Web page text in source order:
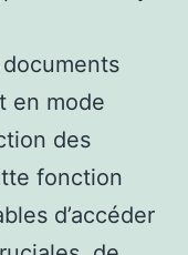
en mode
des
fonction
d’accéder